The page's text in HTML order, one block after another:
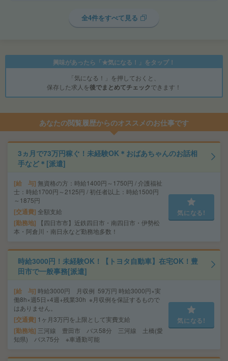
全4件をすべて見る
興味があったら「★気になる！」をタップ！
「気になる！」を押しておくと、
保存した求人を後でまとめてチェックできます！
あなたの閲覧履歴からのオススメのお仕事です
3ヵ月で73万円稼ぐ！未経験OK＊おばあちゃんのお話相
手など＊[派遣]
給 与 無資格の方：時給1400円～1750円 / 介護福祉
士：時給1700円～2125円 / 初任者以上：時給1500円
～1875円
交通費 全額支給
勤務地
【四日市市】近鉄四日市・南四日市・伊勢松
本・阿倉川・南日永など勤務地多数！
気になる!
時給3000円！未経験OK！【トヨタ自動車】在宅OK！豊
田市で一般事務[派遣]
給 与 時給3000円 月収例 59万円 時給3000円×実
働8h×週5日×4週+残業30h ※月収例を保証するもので
はありません。
交通費 1ヶ月3万円を上限として実費支給
勤務地 三河線 豊田市 バス58分 三河線 土橋(愛
知県) バス75分 ※車通勤可能
気になる!